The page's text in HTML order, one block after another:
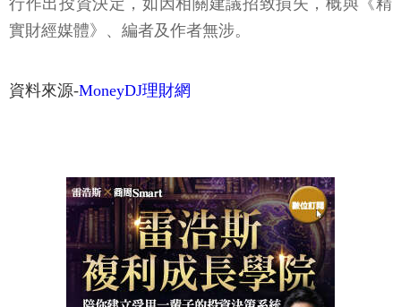
行作出投資決定，如因相關建議招致損失，概與《精
實財經媒體》、編者及作者無涉。
資料來源-MoneyDJ理財網